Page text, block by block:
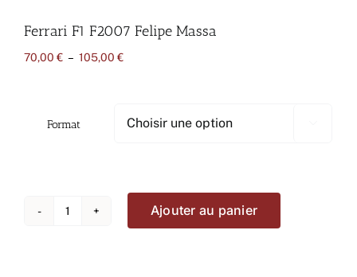
Ferrari F1 F2007 Felipe Massa
70,00 € – 105,00 €Plage
105,00 €
Format
quantité
Ajouter au panier